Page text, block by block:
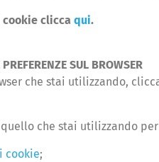
clicca qui.
SUL BROWSER
che stai utilizzando,
che stai utilizzando
cookie;